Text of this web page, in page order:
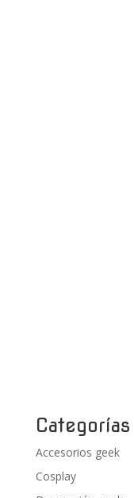
Categorías
Accesorios geek
Cosplay